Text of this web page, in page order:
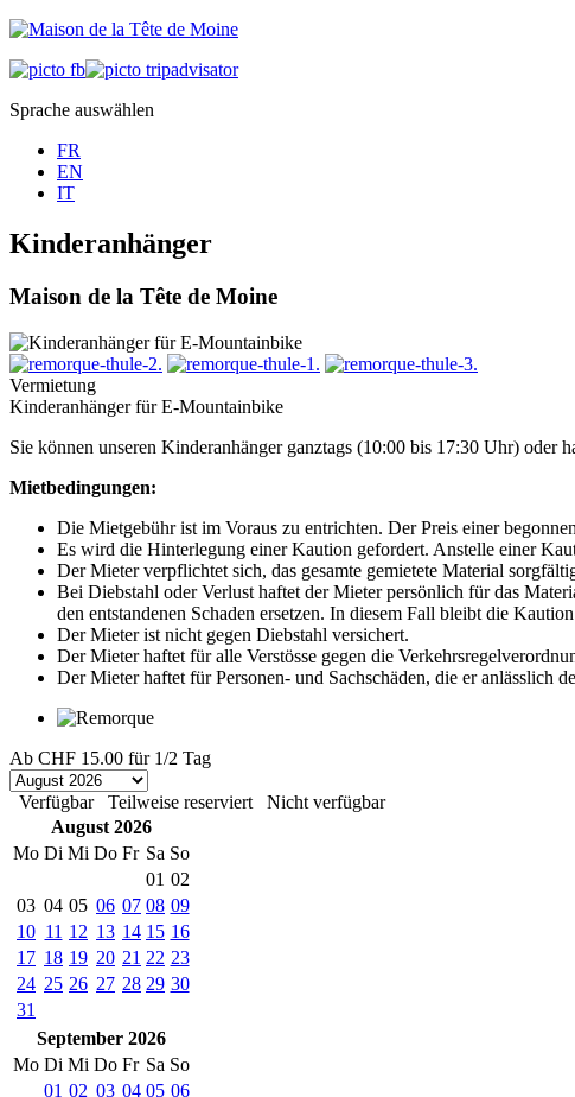
Sprache auswählen
FR
EN
IT
Kinderanhänger
Maison de la Tête de Moine
Vermietung
Kinderanhänger für E-Mountainbike
Sie können unseren Kinderanhänger ganztags (10:00 bis 17:30 Uhr)
Mietbedingungen:
Die Mietgebühr ist im Voraus zu entrichten. Der Preis einer
Es wird die Hinterlegung einer Kaution gefordert. Anstelle einer
Der Mieter verpflichtet sich, das gesamte gemietete Material
Bei Diebstahl oder Verlust haftet der Mieter persönlich für das
den entstandenen Schaden ersetzen. In diesem Fall bleibt die
Der Mieter ist nicht gegen Diebstahl versichert.
Der Mieter haftet für alle Verstösse gegen die
Der Mieter haftet für Personen- und Sachschäden, die er anlässlich
Ab CHF 15.00 für 1/2 Tag
Verfügbar Teilweise reserviert
Nicht verfügbar
August 2026
Mo Di Mi Do Fr Sa So
01 02
03 04 05 06 07 08 09
10 11 12 13 14 15 16
17 18 19 20 21 22 23
24 25 26 27 28 29 30
31
September 2026
Mo Di Mi Do Fr Sa So
01 02 03 04 05 06